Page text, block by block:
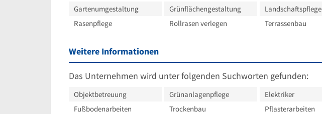
Gartenumgestaltung
Grünflächengestaltung Landschaftspflege
Rasenpflege
Rollrasen verlegen Terrassenbau
Weitere Informationen
Das Unternehmen wird unter folgenden Suchworten gefunden:
Objektbetreuung Grünanlagenpflege Elektriker
Fußbodenarbeiten
Trockenbau Pflasterarbeiten